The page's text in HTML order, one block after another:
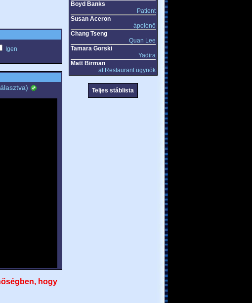
Igen
hogy
Boyd Banks
Patient
Susan Aceron
ápolónő
Chang Tseng
Quan Lee
Tamara Gorski
Yadira
Matt Birman
at Restaurant ügynök
Teljes stáblista